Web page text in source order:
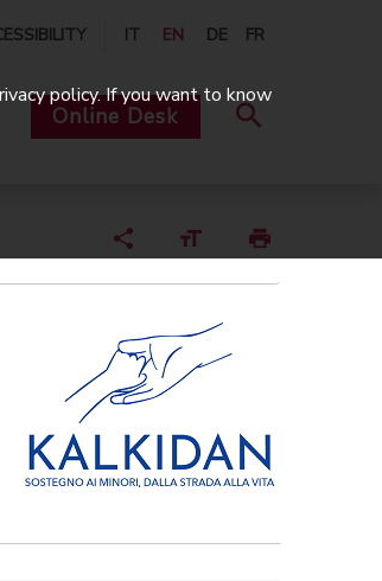
IT EN DE FR
Online Desk
policy. If you want to know